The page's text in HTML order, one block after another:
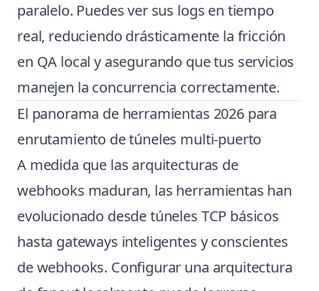
paralelo. Puedes ver sus logs en tiempo
real, reduciendo drásticamente la fricción
en QA local y asegurando que tus servicios
manejen la concurrencia correctamente.
El panorama de herramientas 2026 para
enrutamiento de túneles multi-puerto
A medida que las arquitecturas de
webhooks maduran, las herramientas han
evolucionado desde túneles TCP básicos
hasta gateways inteligentes y conscientes
de webhooks. Configurar una arquitectura